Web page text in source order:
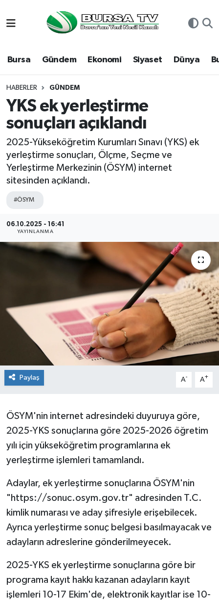
Bursa Gündem Ekonomi Siyaset Dünya
HABERLER GÜNDEM
YKS ek yerleştirme
sonuçları açıklandı
2025-Yükseköğretim Kurumları Sınavı (YKS) ek
yerleştirme sonuçları, Ölçme, Seçme ve
Yerleştirme Merkezinin (ÖSYM) internet
sitesinden açıklandı.
#ÖSYM
06.10.2025 - 16:41
YAYINLANMA
Paylaş A- A+
ÖSYM'nin internet adresindeki duyuruya göre,
2025-YKS sonuçlarına göre 2025-2026 öğretim
yılı için yükseköğretim programlarına ek
yerleştirme işlemleri tamamlandı.
Adaylar, ek yerleştirme sonuçlarına ÖSYM'nin
"https://sonuc.osym.gov.tr" adresinden T.C.
kimlik numarası ve aday şifresiyle erişebilecek.
Ayrıca yerleştirme sonuç belgesi basılmayacak ve
adayların adreslerine gönderilmeyecek.
2025-YKS ek yerleştirme sonuçlarına göre bir
programa kayıt hakkı kazanan adayların kayıt
işlemleri 10-17 Ekim'de, elektronik kayıtlar ise 10-
Bursa
Dünya
Eğitim
Ekonomi
Genel
Gündem
Teknoloji
Türkiye
Hava Durumu
Namaz Vakitleri
Trafik Durumu
Süper Lig Puan Durumu ve Fikstür
Tüm Manşetler
Son Dakika Haberleri